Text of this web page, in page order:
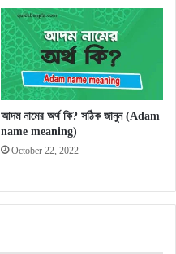
আদম নামের অর্থ কি? সঠিক জানুন (Adam
name meaning)
October 22, 2022